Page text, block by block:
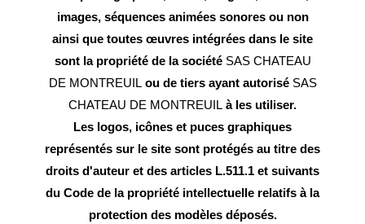
images, séquences animées sonores ou non
ainsi que toutes œuvres intégrées dans le site
sont la propriété de la société SAS CHATEAU
DE MONTREUILou de tiers ayant autorisé SAS
CHATEAU DE MONTREUIL à les utiliser.
Les logos, icônes et puces graphiques
représentés sur le site sont protégés au titre des
droits d'auteur et des articles L.511.1 et suivants
du Code de la propriété intellectuelle relatifs à la
protection des modèles déposés.